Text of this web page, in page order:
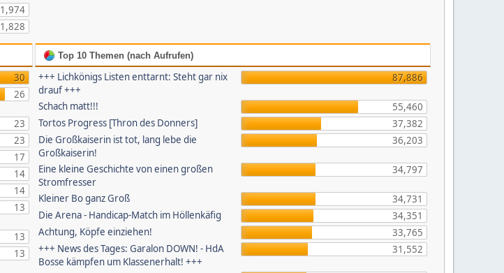
1,974
1,828
30
26
23
23
17
14
14
13
13
13
Top 10 Themen (nach Aufrufen)
+++ Lichkönigs Listen enttarnt: Steht gar nix
drauf +++
87,886
Schach matt!!!
55,460
Tortos Progress [Thron des Donners]
37,382
Die Großkaiserin ist tot, lang lebe die
Großkaiserin!
36,203
Eine kleine Geschichte von einen großen
Stromfresser
34,797
Kleiner Bo ganz Groß
34,731
Die Arena - Handicap-Match im Höllenkäfig
34,351
Achtung, Köpfe einziehen!
33,765
+++ News des Tages: Garalon DOWN! - HdA
Bosse kämpfen um Klassenerhalt! +++
31,552